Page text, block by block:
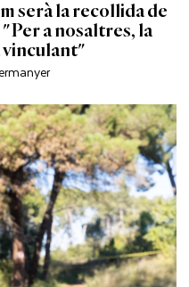
serà la recollida de
a nosaltres, la
vinculant"